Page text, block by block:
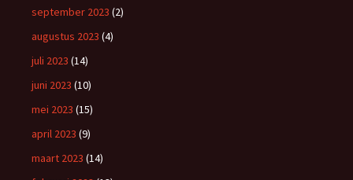
september 2023 (2)
augustus 2023 (4)
juli 2023 (14)
juni 2023 (10)
mei 2023 (15)
april 2023 (9)
maart 2023 (14)